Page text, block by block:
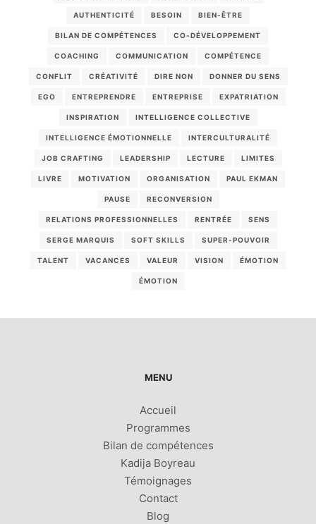
AUTHENTICITÉ BESOIN BIEN-ÊTRE
BILAN DE COMPÉTENCES CO-DÉVELOPPEMENT
COACHING COMMUNICATION COMPÉTENCE
CONFLIT CRÉATIVITÉ DIRE NON DONNER DU SENS
EGO ENTREPRENDRE ENTREPRISE EXPATRIATION
INSPIRATION INTELLIGENCE COLLECTIVE
INTELLIGENCE ÉMOTIONNELLE INTERCULTURALITÉ
JOB CRAFTING LEADERSHIP LECTURE LIMITES
LIVRE MOTIVATION ORGANISATION PAUL EKMAN
PAUSE RECONVERSION
RELATIONS PROFESSIONNELLES RENTRÉE SENS
SERGE MARQUIS SOFT SKILLS SUPER-POUVOIR
TALENT VACANCES VALEUR VISION ÉMOTION
ÉMOTION
MENU
Accueil
Programmes
Bilan de compétences
Kadija Boyreau
Témoignages
Contact
Blog